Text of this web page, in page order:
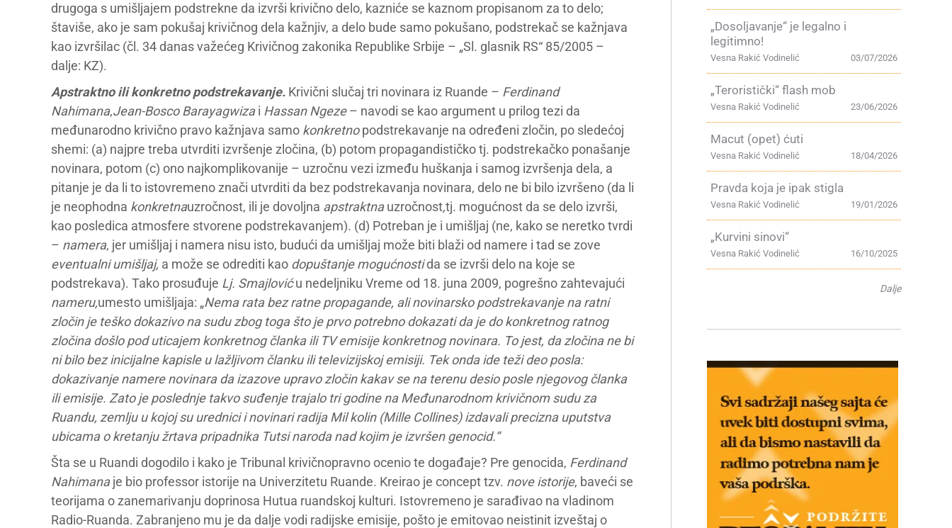
drugoga s umišljajem podstrekne da izvrši krivično delo, kazniće se kaznom propisanom za to delo;
štaviše, ako je sam pokušaj krivičnog dela kažnjiv, a delo bude samo pokušano, podstrekač se kažnjava
kao izvršilac (čl. 34 danas važećeg Krivičnog zakonika Republike Srbije – „Sl. glasnik RS“ 85/2005 –
dalje: KZ).
Apstraktno ili konkretno podstrekavanje. Krivični slučaj tri novinara iz Ruande – Ferdinand
Nahimana,Jean-Bosco Barayagwizai Hassan Ngeze– navodi se kao argument u prilog tezi da
međunarodno krivično pravo kažnjava samo konkretnopodstrekavanje na određeni zločin, po sledećoj
shemi: (a) najpre treba utvrditi izvršenje zločina, (b) potom propagandističko tj. podstrekačko ponašanje
novinara, potom (c) ono najkomplikovanije – uzročnu vezi između huškanja i samog izvršenja dela, a
pitanje je da li to istovremeno znači utvrditi da bez podstrekavanja novinara, delo ne bi bilo izvršeno (da li
je neophodna konkretnauzročnost, ili je dovoljna apstraktnauzročnost,tj. mogućnost da se delo izvrši,
kao posledica atmosfere stvorene podstrekavanjem). (d) Potreban je i umišljaj (ne, kako se neretko tvrdi
– namera, jer umišljaj i namera nisu isto, budući da umišljaj može biti blaži od namere i tad se zove
eventualni umišljaj, a može se odrediti kao dopuštanje mogućnostida se izvrši delo na koje se
podstrekava). Tako prosuđuje Lj. Smajloviću nedeljniku Vreme od 18. juna 2009, pogrešno zahtevajući
nameru,umesto umišljaja: „Nema rata bez ratne propagande, ali novinarsko podstrekavanje na ratni
zločin je teško dokazivo na sudu zbog toga što je prvo potrebno dokazati da je do konkretnog ratnog
zločina došlo pod uticajem konkretnog članka ili TV emisije konkretnog novinara. To jest, da zločina ne bi
ni bilo bez inicijalne kapisle u lažljivom članku ili televizijskoj emisiji. Tek onda ide teži deo posla:
dokazivanje namere novinara da izazove upravo zločin kakav se na terenu desio posle njegovog članka
ili emisije. Zato je poslednje takvo suđenje trajalo tri godine na Međunarodnom krivičnom sudu za
Ruandu, zemlju u kojoj su urednici i novinari radija Mil kolin (Mille Collines) izdavali precizna uputstva
ubicama o kretanju žrtava pripadnika Tutsi naroda nad kojim je izvršen genocid.“
Šta se u Ruandi dogodilo i kako je Tribunal krivičnopravno ocenio te događaje? Pre genocida, Ferdinand
Nahimanaje bio professor istorije na Univerzitetu Ruande. Kreirao je concept tzv. nove istorije, baveći se
teorijama o zanemarivanju doprinosa Hutua ruandskoj kulturi. Istovremeno je sarađivao na vladinom
Radio-Ruanda. Zabranjeno mu je da dalje vodi radijske emisije, pošto je emitovao neistinit izveštaj o
„Dosoljavanje“ je legalno i
legitimno!
03/07/2026
Vesna Rakić Vodinelić
„Teroristički“ flash mob
23/06/2026
Vesna Rakić Vodinelić
Macut (opet) ćuti
18/04/2026
Vesna Rakić Vodinelić
Pravda koja je ipak stigla
19/01/2026
Vesna Rakić Vodinelić
„Kurvini sinovi“
16/10/2025
Vesna Rakić Vodinelić
Dalje